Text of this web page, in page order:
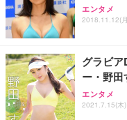
エンタメ
2018.11.12(
グラビ
ー・野
エンタメ
2021.7.15(木